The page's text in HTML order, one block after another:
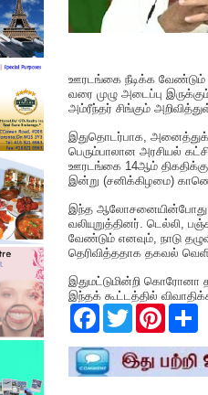
ஊரடங்கை நீடிக்க வேண்டும்
வரை முழு அடைப்பு
அம்ரீந்தர் சிங்கும்
இதுதொடர்பாக, அனைத்துக்
பெரும்பாலான அரசியல்
ஊரடங்கை 14ஆம் திகதிக்குப்
இன்று (சனிக்கிழமை)
இந்த ஆலோசனையின்போது
வலியுறுத்தினர். டெல்லி,
வேண்டும் எனவும், நாடு
தெரிவித்ததாக தகவல்
இதுமட்டுமின்றி கொரோனா
இந்தக் கூட்டத்தில்
F
e
b
T
w
t
t
P
t
e
r
e